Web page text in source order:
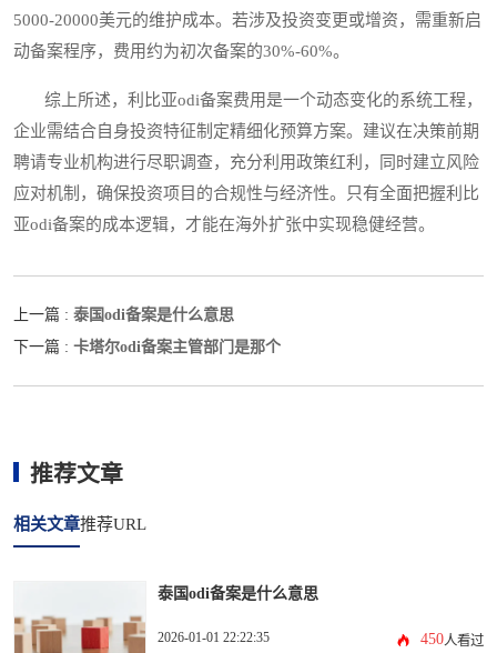
5000-20000美元的维护成本。若涉及投资变更或增资，需重新启
动备案程序，费用约为初次备案的30%-60%。
综上所述，利比亚odi备案费用是一个动态变化的系统工程，
企业需结合自身投资特征制定精细化预算方案。建议在决策前期
聘请专业机构进行尽职调查，充分利用政策红利，同时建立风险
应对机制，确保投资项目的合规性与经济性。只有全面把握利比
亚odi备案的成本逻辑，才能在海外扩张中实现稳健经营。
上一篇 : 泰国odi备案是什么意思
下一篇 : 卡塔尔odi备案主管部门是那个
推荐文章
相关文章推荐URL
泰国odi备案是什么意思
2026-01-01 22:22:35 450人看过